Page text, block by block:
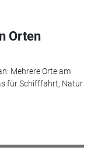
Orten
Mehrere Orte am
für Schifffahrt, Natur